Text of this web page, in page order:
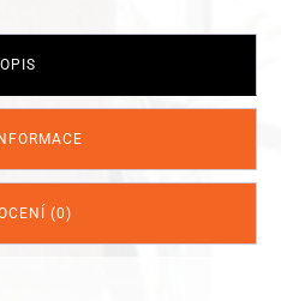
(0)